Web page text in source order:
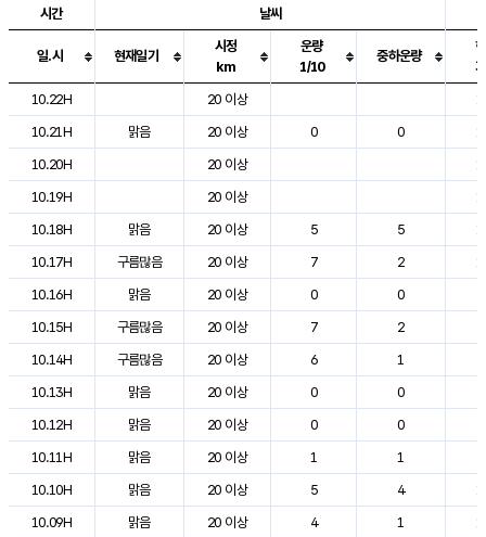
도시별 기상실황표로 지점, 날씨, 기온, 강수, 바람, 기압등을 안내한 표입
시간 날씨
일.시 현재일기
시정
km
운량
1/10
중하운량
10.22H
20 이상
10.21H
맑음 20 이상 0 0
10.20H
20 이상
10.19H
20 이상
10.18H
맑음 20 이상 5 5
10.17H
구름많음 20 이상 7 2
10.16H
맑음 20 이상 0 0
10.15H
구름많음 20 이상 7 2
10.14H
구름많음 20 이상 6 1
10.13H
맑음 20 이상 0 0
10.12H
맑음 20 이상 0 0
10.11H
맑음 20 이상 1 1
10.10H
맑음 20 이상 5 4
10.09H
맑음 20 이상 4 1